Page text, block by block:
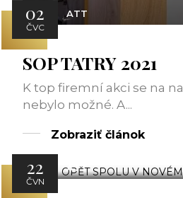
02
ČVC
ATT
SOP TATRY 2021
K top firemní akci se na
nebylo možné. A...
Zobraziť článok
22
ČVN
ATT